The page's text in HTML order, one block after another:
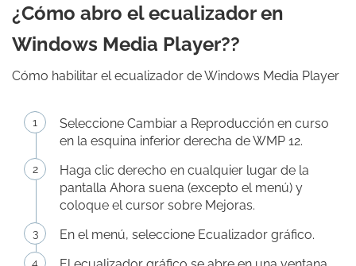
¿Cómo abro el ecualizador en
Windows Media Player??
Cómo habilitar el ecualizador de Windows Media Player
Seleccione Cambiar a Reproducción en curso
en la esquina inferior derecha de WMP 12.
Haga clic derecho en cualquier lugar de la
pantalla Ahora suena (excepto el menú) y
coloque el cursor sobre Mejoras.
En el menú, seleccione Ecualizador gráfico.